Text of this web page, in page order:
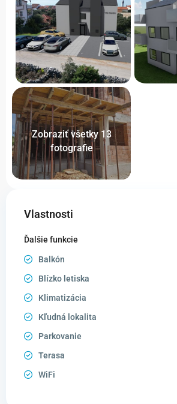
Zobraziť všetky 13
fotografie
Vlastnosti
Ďalšie funkcie
Balkón
Blízko letiska
Klimatizácia
Kľudná lokalita
Parkovanie
Terasa
WiFi